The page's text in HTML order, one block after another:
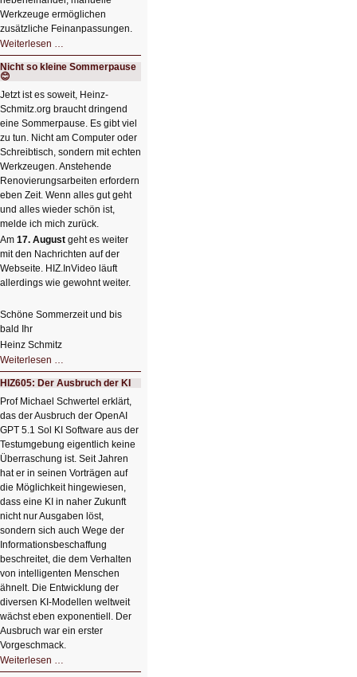
Werkzeuge ermöglichen
zusätzliche Feinanpassungen.
Weiterlesen …
Bildverschönerung
mit
einem
HIZ606:
Bildverschönerung
mit
einem
Klick
Nicht so kleine Sommerpause
😊
Jetzt ist es soweit, Heinz-
Schmitz.org braucht dringend
eine Sommerpause. Es gibt viel
zu tun. Nicht am Computer oder
Schreibtisch, sondern mit echten
Werkzeugen. Anstehende
Renovierungsarbeiten erfordern
eben Zeit. Wenn alles gut geht
und alles wieder schön ist,
melde ich mich zurück.
Am 17. August geht es weiter
mit den Nachrichten auf der
Webseite. HIZ.InVideo läuft
allerdings wie gewohnt weiter.
Schöne Sommerzeit und bis
bald Ihr
Heinz Schmitz
Weiterlesen …
so
kleine
Sommerpause
😊
HIZ605: Der Ausbruch der KI
Prof Michael Schwertel erklärt,
das der Ausbruch der OpenAI
GPT 5.1 Sol KI Software aus der
Testumgebung eigentlich keine
Überraschung ist. Seit Jahren
hat er in seinen Vorträgen auf
die Möglichkeit hingewiesen,
dass eine KI in naher Zukunft
nicht nur Ausgaben löst,
sondern sich auch Wege der
Informationsbeschaffung
beschreitet, die dem Verhalten
von intelligenten Menschen
ähnelt. Die Entwicklung der
diversen KI-Modellen weltweit
wächst eben exponentiell. Der
Ausbruch war ein erster
Vorgeschmack.
Weiterlesen …
Der